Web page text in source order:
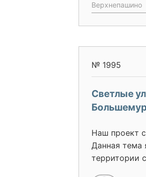
Верхнепашино
№ 1995
Светлые
Наш проект
Данная тема
территории